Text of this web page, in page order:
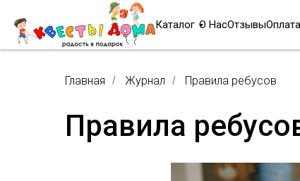
Каталог О НасОтзывыОплата
Главная / Журнал / Правила ребусов
Правила